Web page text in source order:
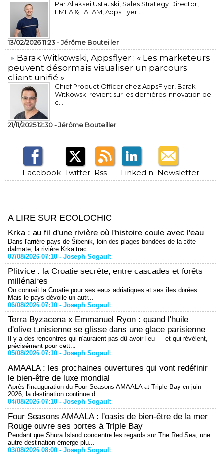
Par Aliaksei Ustauski, Sales Strategy Director,
EMEA & LATAM, AppsFlyer...
13/02/2026 11:23 -Jérôme Bouteiller
​Barak Witkowski, Appsflyer : « Les marketeurs
peuvent désormais visualiser un parcours
client unifié »
Chief Product Officer chez AppsFlyer, ​Barak
Witkowski revient sur les dernières innovation de
c...
21/11/2025 12:30 -Jérôme Bouteiller
Facebook Twitter Rss LinkedIn Newsletter
A LIRE SUR ECOLOCHIC
Krka : au fil d'une rivière où l'histoire coule avec l'eau
Dans l'arrière-pays de Šibenik, loin des plages bondées de la côte
dalmate, la rivière Krka trac...
07/08/2026 07:10 - Joseph Sogault
Plitvice : la Croatie secrète, entre cascades et forêts
millénaires
On connaît la Croatie pour ses eaux adriatiques et ses îles dorées.
Mais le pays dévoile un autr...
06/08/2026 07:10 - Joseph Sogault
Terra Byzacena x Emmanuel Ryon : quand l'huile
d'olive tunisienne se glisse dans une glace parisienne
Il y a des rencontres qui n'auraient pas dû avoir lieu — et qui révèlent,
précisément pour cett...
05/08/2026 07:10 - Joseph Sogault
AMAALA : les prochaines ouvertures qui vont redéfinir
le bien-être de luxe mondial
Après l'inauguration du Four Seasons AMAALA at Triple Bay en juin
2026, la destination continue d...
04/08/2026 07:10 - Joseph Sogault
Four Seasons AMAALA : l'oasis de bien-être de la mer
Rouge ouvre ses portes à Triple Bay
Pendant que Shura Island concentre les regards sur The Red Sea, une
autre destination émerge plu...
03/08/2026 08:00 - Joseph Sogault